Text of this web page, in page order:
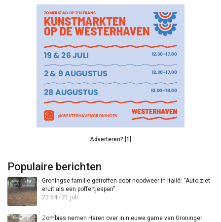
Adverteren? [1]
Populaire berichten
Groningse familie getroffen door noodweer in Italië: “Auto ziet
eruit als een poffertjespan”
22:54 - 21 juli
Zombies nemen Haren over in nieuwe game van Groninger